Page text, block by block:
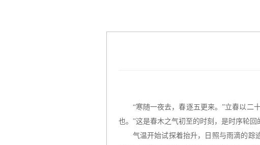
“寒随一夜去，春逐五更来。”立春以二
也。”这是春木之气初至的时刻，是时序轮
气温开始试探着抬升，日照与雨滴的踪